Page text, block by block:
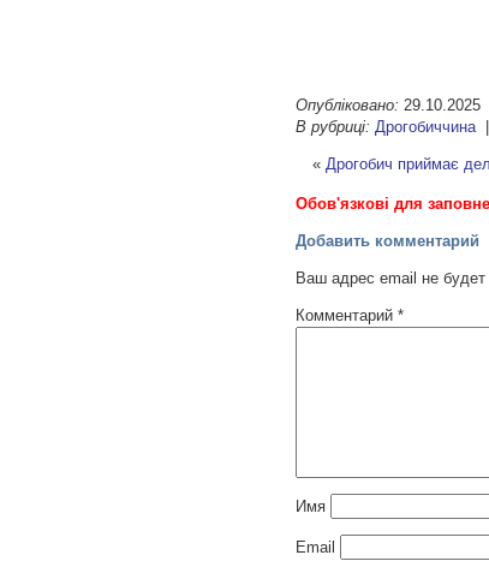
Опубліковано: 29.10.2025
В рубриці: Дрогобиччина |
« Дрогобич приймає
Обов'язкові для
Добавить комментарий
Ваш адрес email не будет
Комментарий*
Имя
Email